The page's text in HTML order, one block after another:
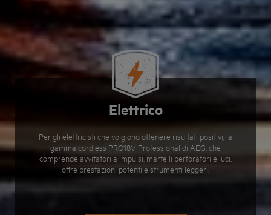
Elettrico
Per gli elettricisti che volgiono ottenere risultati positivi, la
gamma cordless PRO18V Professional di AEG, che
comprende avvitatori a impulsi, martelli perforatori e luci,
offre prestazioni potenti e strumenti leggeri.